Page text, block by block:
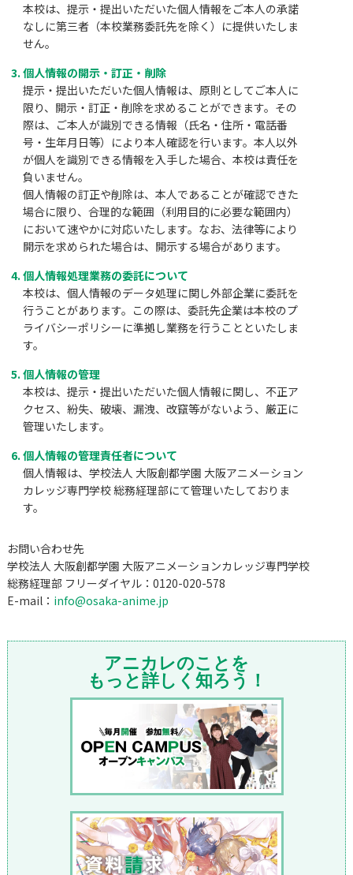
本校は、提示・提出いただいた個人情報をご本人の承諾
なしに第三者（本校業務委託先を除く）に提供いたしま
せん。
個人情報の開示・訂正・削除
提示・提出いただいた個人情報は、原則としてご本人に
限り、開示・訂正・削除を求めることができます。その
際は、ご本人が識別できる情報（氏名・住所・電話番
号・生年月日等）により本人確認を行います。本人以外
が個人を識別できる情報を入手した場合、本校は責任を
負いません。
個人情報の訂正や削除は、本人であることが確認できた
場合に限り、合理的な範囲（利用目的に必要な範囲内）
において速やかに対応いたします。なお、法律等により
開示を求められた場合は、開示する場合があります。
個人情報処理業務の委託について
本校は、個人情報のデータ処理に関し外部企業に委託を
行うことがあります。この際は、委託先企業は本校のプ
ライバシーポリシーに準拠し業務を行うことといたしま
す。
個人情報の管理
本校は、提示・提出いただいた個人情報に関し、不正ア
クセス、紛失、破壊、漏洩、改竄等がないよう、厳正に
管理いたします。
個人情報の管理責任者について
個人情報は、学校法人 大阪創都学園 大阪アニメーション
カレッジ専門学校 総務経理部にて管理いたしておりま
す。
お問い合わせ先
学校法人 大阪創都学園 大阪アニメーションカレッジ専門学校
総務経理部 フリーダイヤル：0120-020-578
E-mail： info@osaka-anime.jp
アニカレのことを
もっと詳しく知ろう！